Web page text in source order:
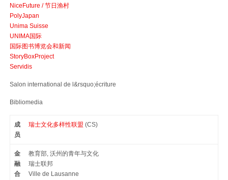
NiceFuture / 节日渔村
PolyJapan
Unima Suisse
UNIMA国际
国际图书博览会和新闻
StoryBoxProject
Servidis
Salon international de l&rsquo;écriture
Bibliomedia
成
员
瑞士文化多样性联盟 (CS)
金
融
合
教育部, 沃州的青年与文化
瑞士联邦
Ville de Lausanne